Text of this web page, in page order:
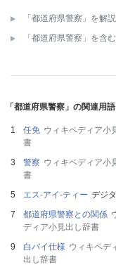
「都道府県警察」を解
「都道府県警察」を含
「都道府県警察」の関連用語
任免 ウィキペディア小
書
警察 ウィキペディア小
書
エス‐アイ‐ティー デジ
都道府県警察との関係
ディア小見出し辞書
白バイ仕様 ウィキペデ
出し辞書